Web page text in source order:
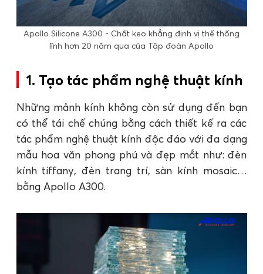
Apollo Silicone A300 - Chất keo khẳng định vị thế thống
lĩnh hơn 20 năm qua của Tập đoàn Apollo
1. Tạo tác phẩm nghệ thuật kính
Những mảnh kính không còn sử dụng đến bạn
có thể tái chế chúng bằng cách thiết kế ra các
tác phẩm nghệ thuật kính độc đáo với đa dạng
mẫu hoa văn phong phú và đẹp mắt như: đèn
kính tiffany, đèn trang trí, sàn kính mosaic…
bằng Apollo A300.